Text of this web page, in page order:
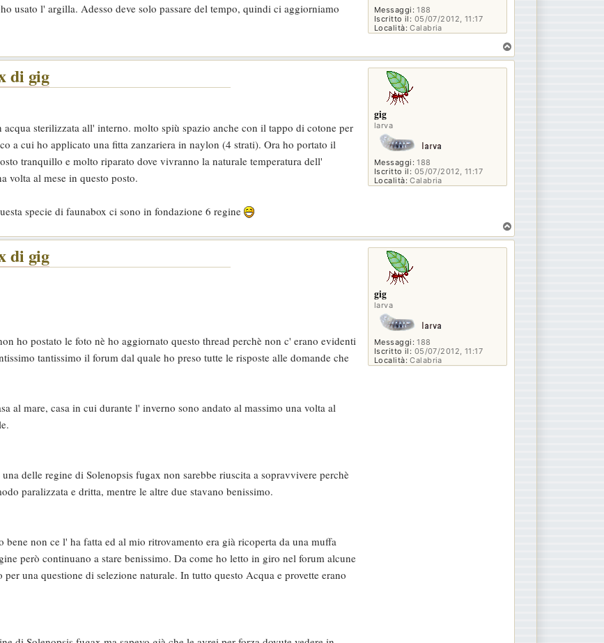
Messaggi: 188
Iscritto il: 05/07/2012, 11:17
Località: Calabria
usato l' argilla. Adesso deve solo passare del tempo, quindi ci aggiorniamo
o
gig
larva
Messaggi: 188
Iscritto il: 05/07/2012, 11:17
Località: Calabria
di gig
sterilizzata all' interno. molto spiù spazio anche con il tappo di cotone per
a cui ho applicato una fitta zanzariera in naylon (4 strati). Ora ho portato il
tranquillo e molto riparato dove vivranno la naturale temperatura dell'
volta al mese in questo posto.
specie di faunabox ci sono in fondazione 6 regine
o
gig
larva
Messaggi: 188
Iscritto il: 05/07/2012, 11:17
Località: Calabria
di gig
ho postato le foto nè ho aggiornato questo thread perchè non c' erano evidenti
tantissimo il forum dal quale ho preso tutte le risposte alle domande che
al mare, casa in cui durante l' inverno sono andato al massimo una volta al
delle regine di Solenopsis fugax non sarebbe riuscita a sopravvivere perchè
paralizzata e dritta, mentre le altre due stavano benissimo.
non ce l' ha fatta ed al mio ritrovamento era già ricoperta da una muffa
però continuano a stare benissimo. Da come ho letto in giro nel forum alcune
una questione di selezione naturale. In tutto questo Acqua e provette erano